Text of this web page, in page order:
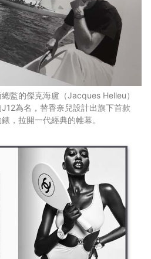
監的傑克海盧（Jacques Helleu）
為名，替香奈兒設計出旗下首款
，拉開一代經典的帷幕。